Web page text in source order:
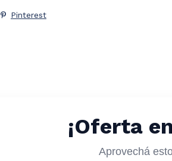
Pinterest
¡Oferta
Aprovechá